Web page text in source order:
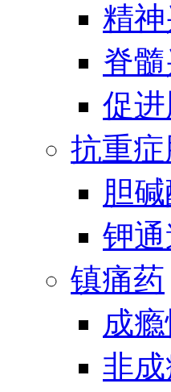
精
脊
促
抗重
胆
钾
镇痛药
成
非